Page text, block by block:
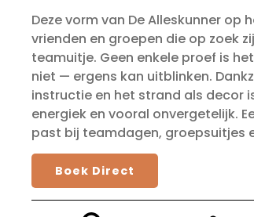
Deze vorm van De Alleskunner op
vrienden en groepen die op zoek
teamuitje. Geen enkele proef is
niet — ergens kan uitblinken.
instructie en het strand als decor
energiek en vooral onvergetelijk.
past bij teamdagen, groepsuitjes
Boek Direct